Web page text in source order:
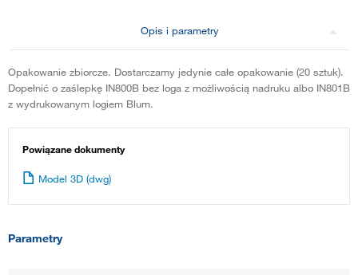
Opis i parametry
Opakowanie zbiorcze. Dostarczamy jedynie całe opakowanie (20 sztuk).
Dopełnić o zaślepkę IN800B bez loga z możliwością nadruku albo IN801B
z wydrukowanym logiem Blum.
Powiązane dokumenty
Model 3D (dwg)
Parametry